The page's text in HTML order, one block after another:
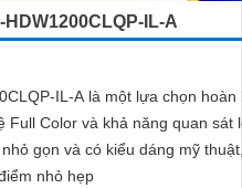
IL-A
IL-A là một lựa chọn hoàn
Full Color và khả năng quan sát
nhỏ hẹp